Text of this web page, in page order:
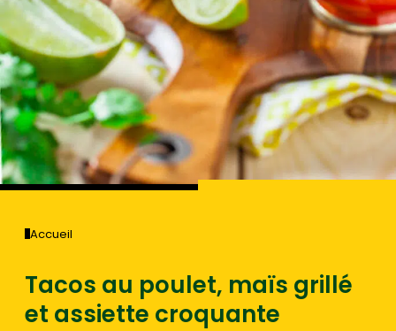
Accueil
Tacos au poulet, maïs grillé
et assiette croquante